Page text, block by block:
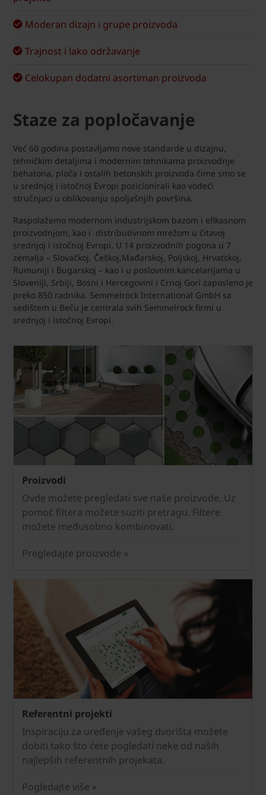
Moderan dizajn i grupe proizvoda
Trajnost i lako održavanje
Celokupan dodatni asortiman proizvoda
Staze za popločavanje
Već 60 godina postavljamo nove standarde u dizajnu,
tehničkim detaljima i modernim tehnikama proizvodnje
behatona, ploča i ostalih betonskih proizvoda čime smo se
u srednjoj i istočnoj Evropi pozicionirali kao vodeći
stručnjaci u oblikovanju spoljašnjih površina.
Raspolažemo modernom industrijskom bazom i efikasnom
proizvodnjom, kao i distributivnom mrežom u čitavoj
srednjoj i istočnoj Evropi. U 14 proizvodnih pogona u 7
zemalja – Slovačkoj, Češkoj,Mađarskoj, Poljskoj, Hrvatskoj,
Rumuniji i Bugarskoj – kao i u poslovnim kancelarijama u
Sloveniji, Srbiji, Bosni i Hercegovini i Crnoj Gori zaposleno je
preko 850 radnika. Semmelrock International GmbH sa
sedištem u Beču je centrala svih Semmelrock firmi u
srednjoj i istočnoj Evropi.
Proizvodi
Ovde možete pregledati sve naše proizvode. Uz
pomoć filtera možete suziti pretragu. Filtere
možete međusobno kombinovati.
Pregledajte proizvode »
Referentni projekti
Inspiraciju za uređenje vašeg dvorišta možete
dobiti tako što ćete pogledati neke od naših
najlepših referentnih projekata.
Pogledajte više »